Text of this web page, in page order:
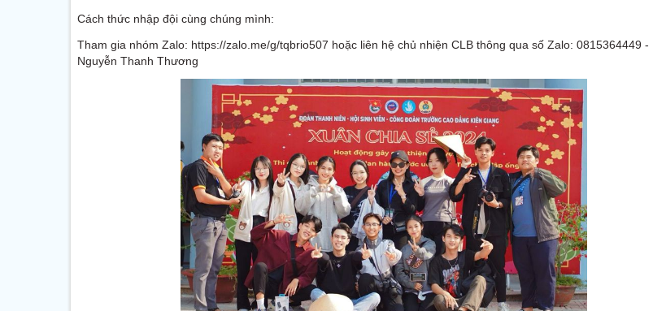
Cách thức nhập đội cùng chúng mình:
Tham gia nhóm Zalo: https://zalo.me/g/tqbrio507 hoặc liên hệ chủ nhiện CLB thông qua số Zalo: 0815364449 -
Nguyễn Thanh Thương